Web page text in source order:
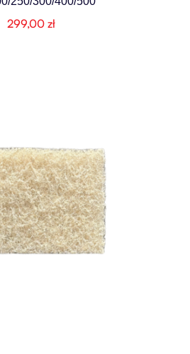
299,00 zł